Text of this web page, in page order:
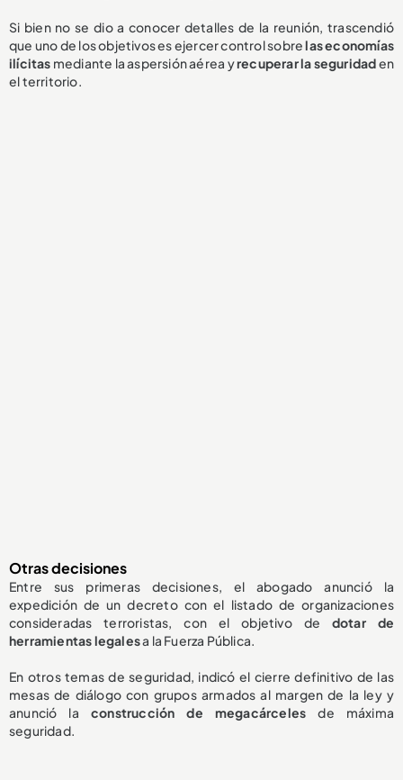
Si bien no se dio a conocer detalles de la reunión, trascendió
que uno de los objetivos es ejercer control sobrelas economías
ilícitas mediante la aspersión aérea yrecuperar la seguridaden
el territorio.
Otras decisiones
Entre sus primeras decisiones, el abogado anunció la
expedición de un decreto con el listado de organizaciones
consideradas terroristas, con el objetivo de dotar de
herramientas legalesa la Fuerza Pública.
En otros temas de seguridad, indicó el cierre definitivo de las
mesas de diálogo con grupos armados al margen de la ley y
anunció la construcción de megacárcelesde máxima
seguridad.